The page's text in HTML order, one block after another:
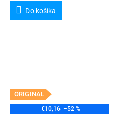
Do košíka
ORIGINAL
€10,16 –52 %